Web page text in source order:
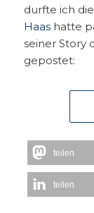
durfte ich
Haashatte
seiner Story
gepostet:
teilen
teilen